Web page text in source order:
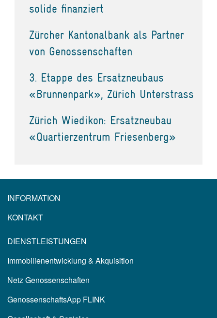
solide finanziert
Zürcher Kantonalbank als Partner
von Genossenschaften
3. Etappe des Ersatzneubaus
«Brunnenpark», Zürich Unterstrass
Zürich Wiedikon: Ersatzneubau
«Quartierzentrum Friesenberg»
INFORMATION
KONTAKT
DIENSTLEISTUNGEN
Immobilienentwicklung & Akquisition
Netz Genossenschaften
GenossenschaftsApp FLINK